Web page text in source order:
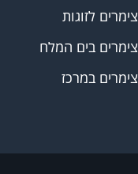
צימרים לזוגות
צימרים בים המלח
צימרים במרכז